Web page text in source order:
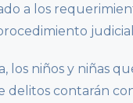
a los
los niños y niñas
delitos contarán